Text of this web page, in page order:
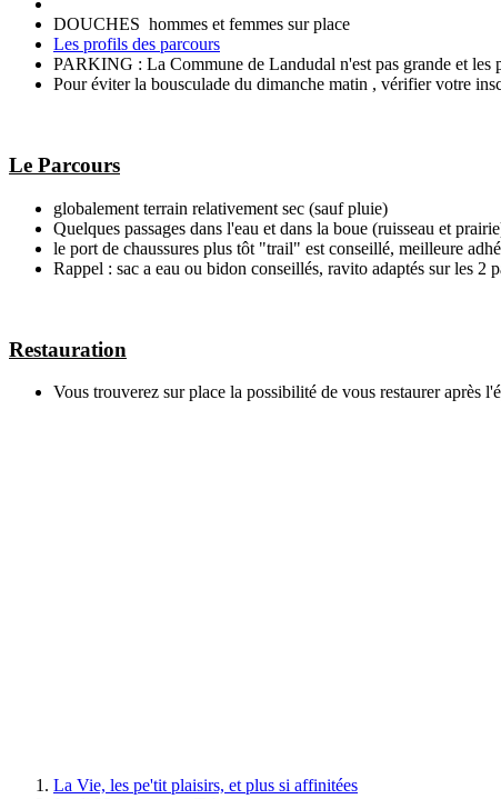
DOUCHES hommes et femmes sur place
Les profils des parcours
PARKING : La Commune de Landudal n'est pas grande et les
Pour éviter la bousculade du dimanche matin , vérifier votre
Le Parcours
globalement terrain relativement sec (sauf pluie)
Quelques passages dans l'eau et dans la boue (ruisseau et
le port de chaussures plus tôt "trail" est conseillé, meilleure
Rappel : sac a eau ou bidon conseillés, ravito adaptés sur les 2
Restauration
Vous trouverez sur place la possibilité de vous restaurer après
La Vie, les pe'tit plaisirs, et plus si affinitées